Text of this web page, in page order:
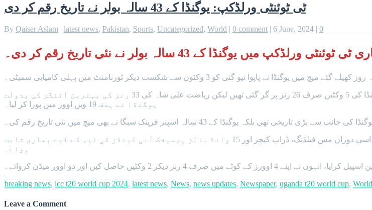
ٹی ٹوئنٹی ورلڈکپ: یوگنڈا کے 43 سالہ بولر نے تاریخ رقم کر دی
By Qaiser Aslam | latest news, Pakistan, Sports, Uncategorized, World | 0 comment | 6 June, 2024 | 0
میں یوگنڈا کے 43 سالہ بولر نے نئی تاریخ رقم کر دی۔
گئے میچ میں یوگنڈا نے پاپوا نیو گنی کو 3 وکٹوں سے شکست دیکر ٹورنامنٹ میں پہلی کامیابی سمیٹی۔
لو اسورنگ میچ میں 78 رنز کے ہدف کے تعاقب میں ایک موقع پر پاپوا نیو گنی کے خلاف یوگنڈا کی 5 وکٹیں صرف 26 رنز پر گر گئی تھیں لیکن ریاضت علی شاہ کی 33 رنز کی بہترین اننگز کی بدولت
یوگنڈا نے ہدف 19 ویں اوور میں پورا کر لیا۔
تاریخی تھی بلکہ یوگنڈا کے 43 سالہ اسپنر فرینک سبگا نے بھی میچ میں نئی تاریخ رقم کی۔
اس میچ میں پاپوا نیو گنی نے انتہائی کم ٹوٹل کا دفاع کرنے کی پوری کوشش کی تاہم اسی دوران مس فیلڈنگ، ڈراپ کیچز اور 15 وائڈ بالز پیسیفک آئی لینڈز کی ٹیم کے لیے بھاری ثابت
ہوئے۔
دیکر 2 وکٹیں حاصل کیں اور دو اوور میڈن کروائے۔
breaking news, icc t20 world cup 2024, latest news, News, news updates, Newspaper, uganda t20 world cup, World
Leave a Comment